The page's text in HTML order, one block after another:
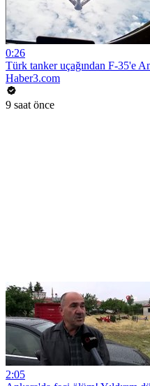
0:26
Türk tanker uçağından F-35'e
Haber3.com
9 saat önce
2:05